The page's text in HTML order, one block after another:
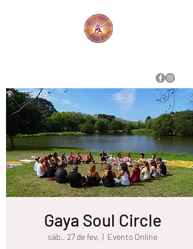
Gaya Soul Circle
sáb., 27 de fev.
  |
Evento Online